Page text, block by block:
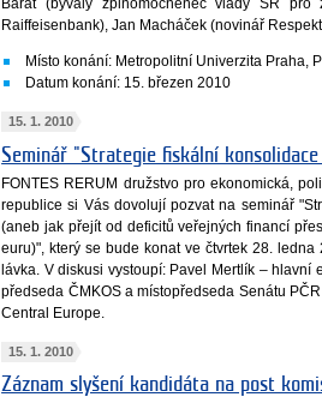
Barát (bývalý zplnomocněnec vlády SR
Raiffeisenbank), Jan Macháček (novinář
Místo konání: Metropolitní Univerzita Praha,
Datum konání: 15. březen 2010
15. 1. 2010
Seminář "Strategie fiskální
FONTES RERUM družstvo pro ekonomická,
republice si Vás dovolují pozvat na seminář
(aneb jak přejít od deficitů veřejných financí
euru)", který se bude konat ve čtvrtek 28.
lávka. V diskusi vystoupí: Pavel Mertlík – hlavní
předseda ČMKOS a místopředseda Senátu
Central Europe.
15. 1. 2010
Záznam slyšení kandidáta na post